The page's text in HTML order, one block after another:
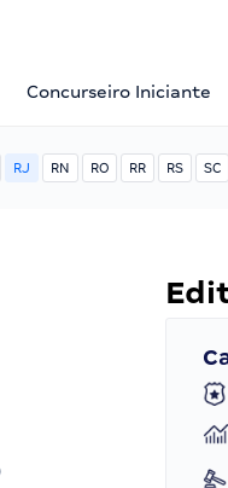
Concurseiro Iniciante
RJ RN RO RR RS SC